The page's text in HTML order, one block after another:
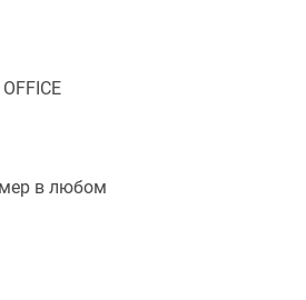
в любомклиентов,
решение для